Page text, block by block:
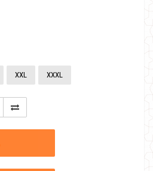
XXL XXXL